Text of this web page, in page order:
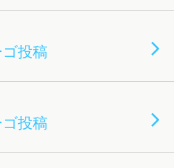
投稿
投稿